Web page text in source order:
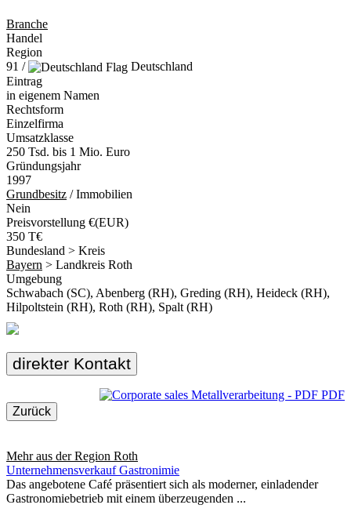
Branche
Handel
Region
91 /
Deutschland
Eintrag
in eigenem Namen
Rechtsform
Einzelfirma
Umsatzklasse
250 Tsd. bis 1 Mio. Euro
Gründungsjahr
1997
Grundbesitz / Immobilien
Nein
Preisvorstellung €(EUR)
350 T€
Bundesland > Kreis
Bayern > Landkreis Roth
Umgebung
Schwabach (SC), Abenberg (RH), Greding (RH), Heideck (RH),
Hilpoltstein (RH), Roth (RH), Spalt (RH)
direkter Kontakt
PDF
Zurück
Mehr aus der Region Roth
Unternehmensverkauf Gastronimie
Das angebotene Café präsentiert sich als moderner, einladender
Gastronomiebetrieb mit einem überzeugenden ...